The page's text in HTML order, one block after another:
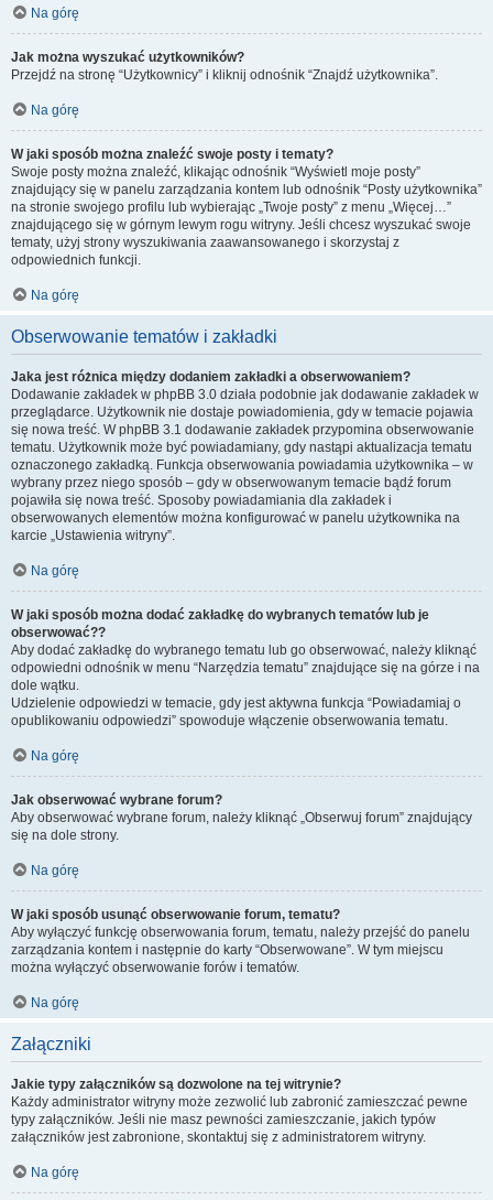
Na górę
Jak można wyszukać użytkowników?
Przejdź na stronę “Użytkownicy” i kliknij odnośnik “Znajdź użytkownika”.
Na górę
W jaki sposób można znaleźć swoje posty i tematy?
Swoje posty można znaleźć, klikając odnośnik “Wyświetl moje posty”
znajdujący się w panelu zarządzania kontem lub odnośnik “Posty użytkownika”
na stronie swojego profilu lub wybierając „Twoje posty” z menu „Więcej…”
znajdującego się w górnym lewym rogu witryny. Jeśli chcesz wyszukać swoje
tematy, użyj strony wyszukiwania zaawansowanego i skorzystaj z
odpowiednich funkcji.
Na górę
Obserwowanie tematów i zakładki
Jaka jest różnica między dodaniem zakładki a obserwowaniem?
Dodawanie zakładek w phpBB 3.0 działa podobnie jak dodawanie zakładek w
przeglądarce. Użytkownik nie dostaje powiadomienia, gdy w temacie pojawia
się nowa treść. W phpBB 3.1 dodawanie zakładek przypomina obserwowanie
tematu. Użytkownik może być powiadamiany, gdy nastąpi aktualizacja tematu
oznaczonego zakładką. Funkcja obserwowania powiadamia użytkownika – w
wybrany przez niego sposób – gdy w obserwowanym temacie bądź forum
pojawiła się nowa treść. Sposoby powiadamiania dla zakładek i
obserwowanych elementów można konfigurować w panelu użytkownika na
karcie „Ustawienia witryny”.
Na górę
W jaki sposób można dodać zakładkę do wybranych tematów lub je
obserwować??
Aby dodać zakładkę do wybranego tematu lub go obserwować, należy kliknąć
odpowiedni odnośnik w menu “Narzędzia tematu” znajdujące się na górze i na
dole wątku.
Udzielenie odpowiedzi w temacie, gdy jest aktywna funkcja “Powiadamiaj o
opublikowaniu odpowiedzi” spowoduje włączenie obserwowania tematu.
Na górę
Jak obserwować wybrane forum?
Aby obserwować wybrane forum, należy kliknąć „Obserwuj forum” znajdujący
się na dole strony.
Na górę
W jaki sposób usunąć obserwowanie forum, tematu?
Aby wyłączyć funkcję obserwowania forum, tematu, należy przejść do panelu
zarządzania kontem i następnie do karty “Obserwowane”. W tym miejscu
można wyłączyć obserwowanie forów i tematów.
Na górę
Załączniki
Jakie typy załączników są dozwolone na tej witrynie?
Każdy administrator witryny może zezwolić lub zabronić zamieszczać pewne
typy załączników. Jeśli nie masz pewności zamieszczanie, jakich typów
załączników jest zabronione, skontaktuj się z administratorem witryny.
Na górę